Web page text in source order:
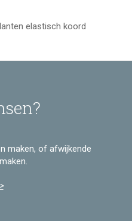
elastisch koord
maken, of afwijkende